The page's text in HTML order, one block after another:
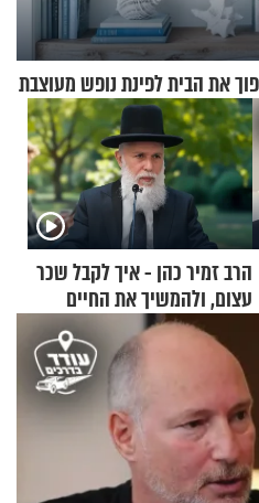
הרב זמיר כהן - איך לקבל שכר
עצום, ולהמשיך את החיים
כרגיל?